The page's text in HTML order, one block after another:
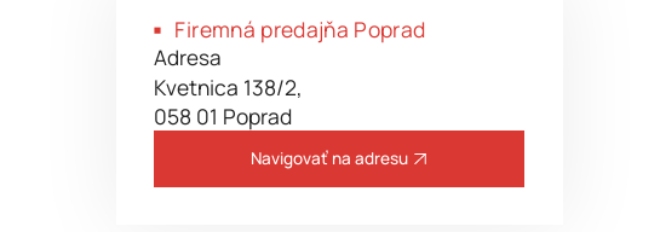
Firemná predajňa Poprad
Adresa
Kvetnica 138/2,
058 01 Poprad
Navigovať na adresu
Kontaktné miesto
Karki showroom - Flagship
store
Ukázať na mape